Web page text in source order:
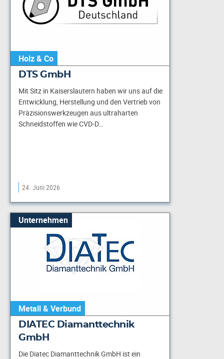
Holz & Co
DTS GmbH
Mit Sitz in Kaiserslautern haben wir uns auf die
Entwicklung, Herstellung und den Vertrieb von
Präzisionswerkzeugen aus ultraharten
Schneidstoffen wie CVD-D…
24. Juni 2026
Unternehmen
Metall & Verbund
DIATEC Diamanttechnik
GmbH
Die Diatec Diamanttechnik GmbH ist ein